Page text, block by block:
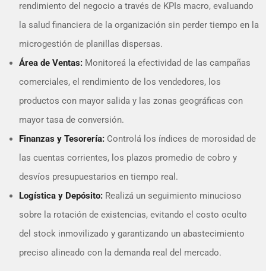
rendimiento del negocio a través de KPIs macro, evaluando
la salud financiera de la organización sin perder tiempo en la
microgestión de planillas dispersas.
Área de Ventas: Monitoreá la efectividad de las campañas
comerciales, el rendimiento de los vendedores, los
productos con mayor salida y las zonas geográficas con
mayor tasa de conversión.
Finanzas y Tesorería: Controlá los índices de morosidad de
las cuentas corrientes, los plazos promedio de cobro y
desvíos presupuestarios en tiempo real.
Logística y Depósito: Realizá un seguimiento minucioso
sobre la rotación de existencias, evitando el costo oculto
del stock inmovilizado y garantizando un abastecimiento
preciso alineado con la demanda real del mercado.